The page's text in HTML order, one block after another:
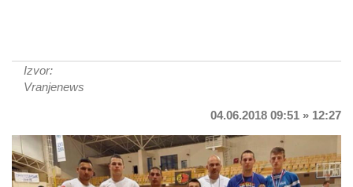
Izvor:
Vranjenews
04.06.2018 09:51 » 12:27